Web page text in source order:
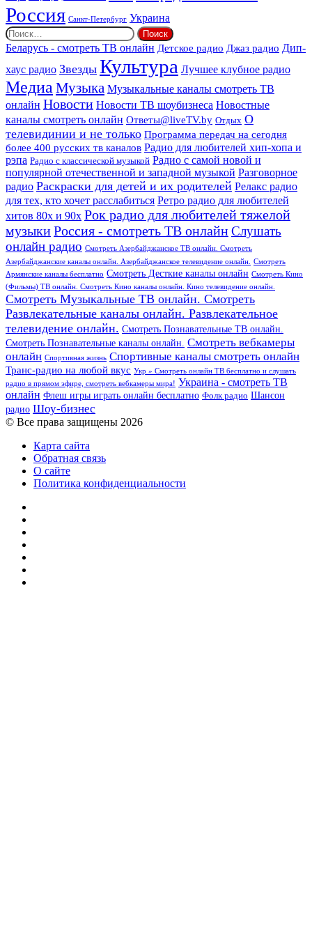
Россия Санкт-Петербург Украина
Найти:
Беларусь - смотреть ТВ онлайн Детское радио Джаз радио Дип-
хаус радио Звезды Культура Лучшее клубное радио
Медиа Музыка Музыкальные каналы смотреть ТВ
онлайн Новости Новости ТВ шоубизнеса Новостные
каналы смотреть онлайн Ответы@liveTV.by Отдых О
телевидинии и не только Программа передач на сегодня
более 400 русских тв каналов Радио для любителей хип-хопа и
рэпа Радио с классической музыкой Радио с самой новой и
популярной отечественной и западной музыкой Разговорное
радио Раскраски для детей и их родителей Релакс радио
для тех, кто хочет расслабиться Ретро радио для любителей
хитов 80х и 90х Рок радио для любителей тяжелой
музыкиРоссия - смотреть ТВ онлайнСлушать
онлайн радио Смотреть Азербайджанское ТВ онлайн. Смотреть
Азербайджанские каналы онлайн. Азербайджанское телевидение онлайн.
Смотреть
Армянские каналы бесплатно Смотреть Десткие каналы онлайн Смотреть Кино
(Фильмы) ТВ онлайн. Смотреть Кино каналы онлайн. Кино телевидение онлайн.
Смотреть Музыкальные ТВ онлайн. Смотреть
Развлекательные каналы онлайн. Развлекательное
телевидение онлайн. Смотреть Познавательные ТВ онлайн.
Смотреть Познавательные каналы онлайн. Смотреть вебкамеры
онлайн Спортивная жизнь Спортивные каналы смотреть онлайн
Транс-радио на любой вкус Укр » Смотреть онлайн ТВ бесплатно и слушать
радио в прямом эфире, смотреть вебкамеры мира! Украина - смотреть ТВ
онлайн Флеш игры играть онлайн бесплатно Фолк радио Шансон
радио Шоу-бизнес
© Все права защищены 2026
Карта сайта
Обратная связь
О сайте
Политика конфиденциальности